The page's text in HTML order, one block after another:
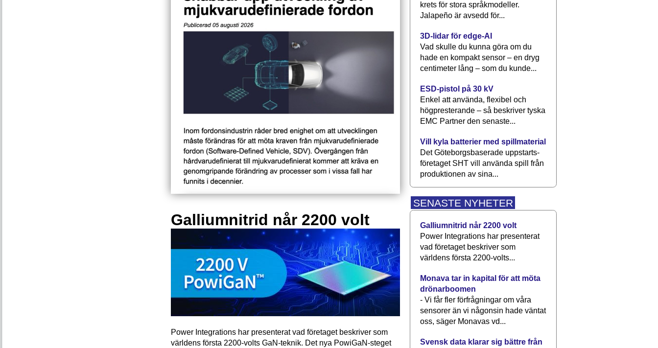
Galliumnitrid når 2200 volt
Power Integrations har presenterat vad företaget beskriver som
världens första 2200-volts GaN-teknik. Det nya PowiGaN-steget
krets för stora språkmodeller.
Jalapeño är avsedd för...
3D-lidar för edge-AI
Vad skulle du kunna göra om du
hade en kompakt sensor – en dryg
centimeter lång – som du kunde...
ESD-pistol på 30 kV
Enkel att använda, flexibel och
högpresterande – så beskriver tyska
EMC Partner den senaste...
Vill kyla batterier med spillmaterial
Det Göteborgsbaserade upp­starts­
företaget SHT vill använda spill från
produktionen av sina...
SENASTE NYHETER
Galliumnitrid når 2200 volt
Power Integrations har presenterat
vad företaget beskriver som
världens första 2200-volts...
Monava tar in kapital för att möta
drönarboomen
- Vi får fler förfrågningar om våra
sensorer än vi någonsin hade väntat
oss, säger Monavas vd...
Svensk data klarar sig bättre från